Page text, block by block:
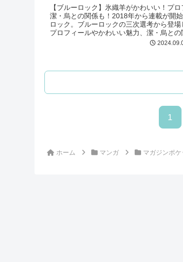
【ブルーロック】氷織羊がかわいい！プ
潔・烏との関係も！2018年から連載が開
ロック。ブルーロックの三次選考から登
プロフィールやかわいい魅力、潔・烏との
も紹介！氷織羊が気になる方は最後まで
1
ホーム マンガ マガジンポケ